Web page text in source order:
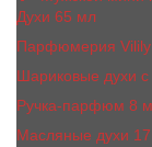
Духи 65 мл
Парфюмерия
Шариковые духи
Ручка-парфюм 8
Масляные духи